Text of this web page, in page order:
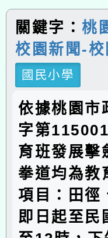
關鍵字：桃
校園新聞-校
國民小學
依據桃園市
字第
育班發展擊
拳道均為教
項目：田徑
即日起至